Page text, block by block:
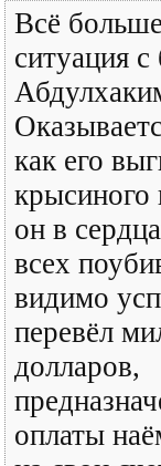
Всё
ситуация с
как его
крысиного
он в
всех
видимо
перевёл
долларов,
оплаты